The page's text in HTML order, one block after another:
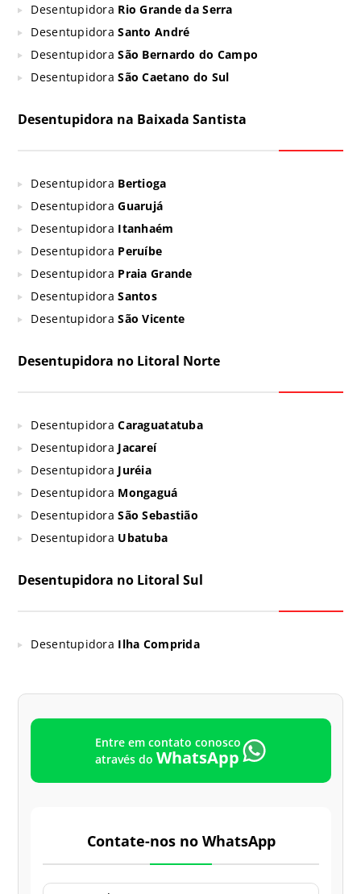
Desentupidora Rio Grande da Serra
DesentupidoraSanto André
DesentupidoraSão Bernardo do Campo
DesentupidoraSão Caetano do Sul
Desentupidora na Baixada Santista
Desentupidora Bertioga
DesentupidoraGuarujá
Desentupidora Itanhaém
Desentupidora Peruíbe
Desentupidora Praia Grande
DesentupidoraSantos
DesentupidoraSão Vicente
Desentupidora no Litoral Norte
DesentupidoraCaraguatatuba
Desentupidora Jacareí
Desentupidora Juréia
Desentupidora Mongaguá
DesentupidoraSão Sebastião
Desentupidora Ubatuba
Desentupidora no Litoral Sul
Desentupidora Ilha Comprida
Entre em contato conosco
através do WhatsApp
Contate-nos no WhatsApp